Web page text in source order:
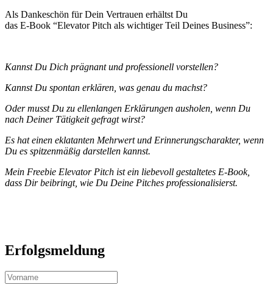
Als Dankeschön für Dein Vertrauen erhältst Du
das E-Book “Elevator Pitch als wichtiger Teil Deines Business”:
Kannst Du Dich prägnant und professionell vorstellen?
Kannst Du spontan erklären, was genau du machst?
Oder musst Du zu ellenlangen Erklärungen ausholen, wenn Du
nach Deiner Tätigkeit gefragt wirst?
Es hat einen eklatanten Mehrwert und Erinnerungscharakter, wenn
Du es spitzenmäßig darstellen kannst.
Mein Freebie Elevator Pitch ist ein liebevoll gestaltetes E-Book,
dass Dir beibringt, wie Du Deine Pitches professionalisierst.
Erfolgsmeldung